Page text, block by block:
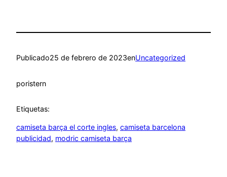
Publicado25 de febrero de 2023enUncategorized
poristern
Etiquetas:
camiseta barça el corte ingles, camiseta barcelona
publicidad, modric camiseta barça